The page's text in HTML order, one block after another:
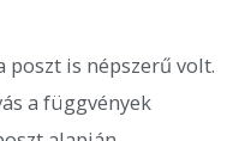
poszt is népszerű volt.
a függvények